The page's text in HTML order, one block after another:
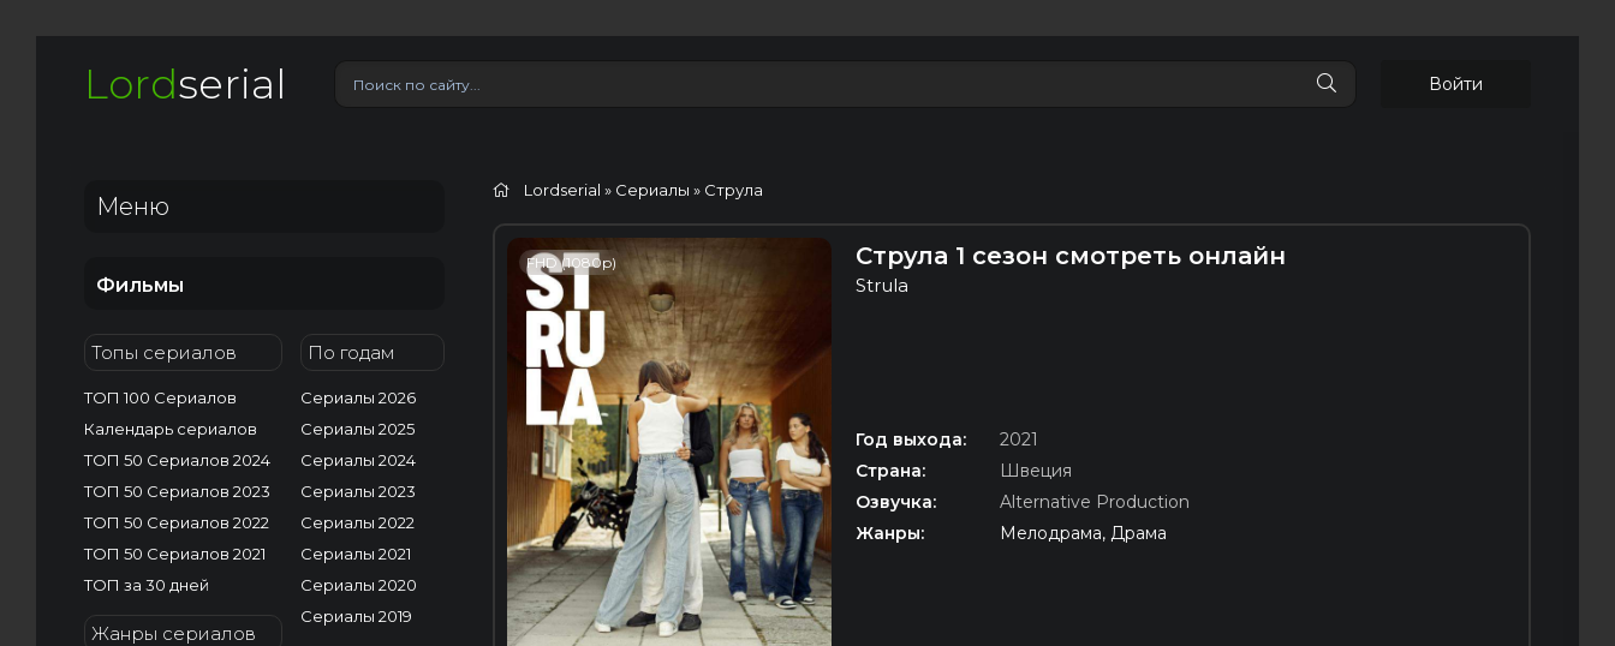
Lordserial Войти
Меню
Фильмы
Топы сериалов
ТОП 100 Сериалов
Календарь сериалов
ТОП 50 Сериалов 2024
ТОП 50 Сериалов 2023
ТОП 50 Сериалов 2022
ТОП 50 Сериалов 2021
ТОП за 30 дней
Жанры сериалов
По годам
Сериалы 2026
Сериалы 2025
Сериалы 2024
Сериалы 2023
Сериалы 2022
Сериалы 2021
Сериалы 2020
Сериалы 2019
Lordserial » Сериалы » Струла
FHD (1080p) Струла 1 сезон смотреть онлайн
Strula
Год выхода:
2021
Страна:
Швеция
Озвучка:
Alternative Production
Жанры:
Мелодрама, Драма